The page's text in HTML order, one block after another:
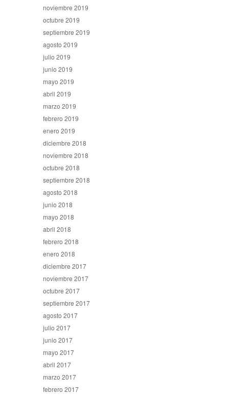
noviembre 2019
octubre 2019
septiembre 2019
agosto 2019
julio 2019
junio 2019
mayo 2019
abril 2019
marzo 2019
febrero 2019
enero 2019
diciembre 2018
noviembre 2018
octubre 2018
septiembre 2018
agosto 2018
junio 2018
mayo 2018
abril 2018
febrero 2018
enero 2018
diciembre 2017
noviembre 2017
octubre 2017
septiembre 2017
agosto 2017
julio 2017
junio 2017
mayo 2017
abril 2017
marzo 2017
febrero 2017